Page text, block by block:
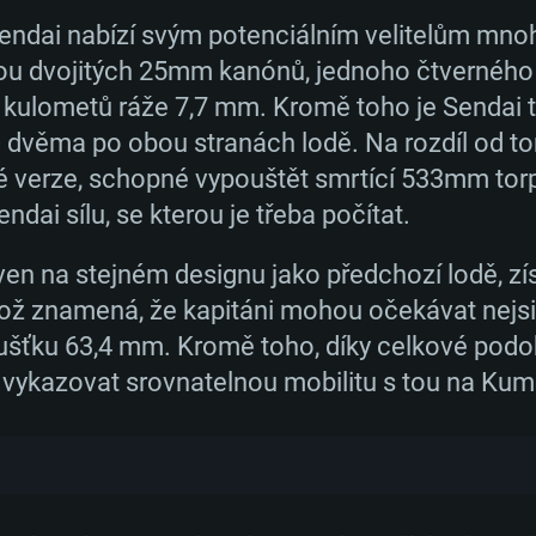
AMD Radeon
Minimální
Operační paměť:
Grafická karta:
GeForce 1060 a
Připojení:
Místo na disku:
(Mac) nebo
Nvidia pro
hry je 720p
Operační paměť: 8
Grafická karta:
podporou Metal.
Připojení:
Místo na disku:
než půl roku)
je 720p) a s
Operační paměť:
Grafická karta:
proprietárními
/ srovnatelná
nejnovějšími
Připojení:
Místo na disku:
ostrovech zažila Sendai vrchol
o Guadalcanal. Zhruba o rok později, v
bitvy u zátoky císařovny Augusty.
poškozena soustředěnou palbou ze čtyř
1943, se potopila.
nabízí svým potenciálním velitelům
dvojitých 25mm kanónů, jednoho
ráže 7,7 mm. Kromě toho je Sendai
po obou stranách lodě. Na rozdíl od
verze, schopné vypouštět smrtící 533mm
sílu, se kterou je třeba počítat.
na stejném designu jako předchozí lodě,
znamená, že kapitáni mohou očekávat
63,4 mm. Kromě toho, díky celkové
srovnatelnou mobilitu s tou na